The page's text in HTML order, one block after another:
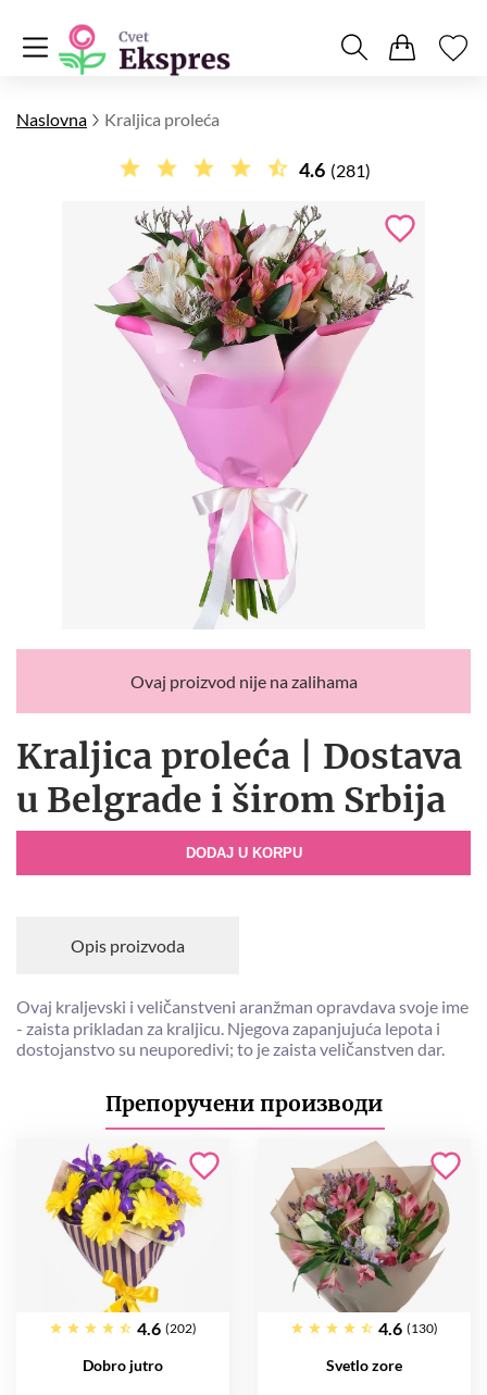
Naslovna Kraljica proleća
4.6 (281)
Ovaj proizvod nije na zalihama
Kraljica proleća | Dostava
u Belgrade i širom Srbija
DODAJ U KORPU
Opis proizvoda
Ovaj kraljevski i veličanstveni aranžman opravdava svoje ime
- zaista prikladan za kraljicu. Njegova zapanjujuća lepota i
dostojanstvo su neuporedivi; to je zaista veličanstven dar.
Препоручени производи
4.6 (202)
Dobro jutro
4.6 (130)
Svetlo zore